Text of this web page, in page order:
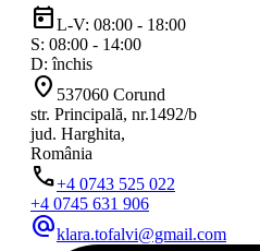
todayL-V: 08:00 - 18:00
S: 08:00 - 14:00
D: închis
location_on 537060 Corund
str. Principală, nr.1492/b
jud. Harghita,
România
phone+4 0743 525 022
+4 0745 631 906
alternate_emailklara.tofalvi@gmail.com